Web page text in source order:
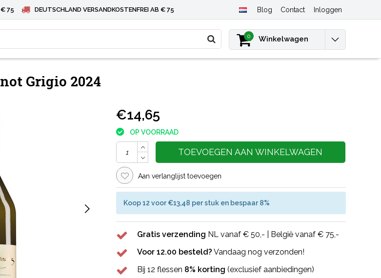
€ 75 DEUTSCHLAND VERSANDKOSTENFREI AB € 75 Blog Contact Inloggen
0 Winkelwagen
Grigio 2024
€14,65
OP VOORRAAD
TOEVOEGEN AAN WINKELWAGEN
Aan verlanglijst toevoegen
Koop 12 voor €13,48 per stuk en bespaar 8%
Gratis verzending NL vanaf € 50,- | België vanaf € 75,-
Voor 12.00 besteld? Vandaag nog verzonden!
Bij 12 flessen 8% korting (exclusief aanbiedingen)